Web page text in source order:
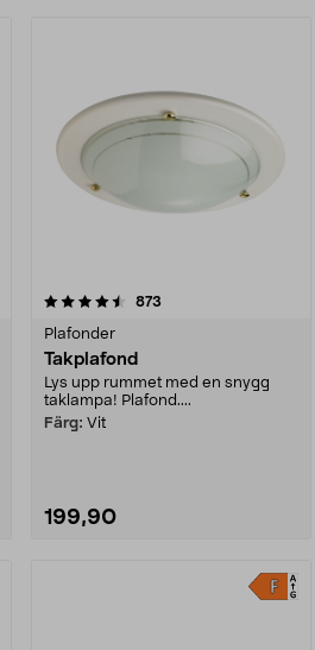
873
Plafonder
Takplafond
Lys upp rummet med en snygg
taklampa! Plafond....
Färg: Vit
199,90